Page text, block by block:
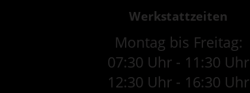
Werkstattzeiten
Montag bis Freitag:
07:30 Uhr - 11:30 Uhr
12:30 Uhr - 16:30 Uhr